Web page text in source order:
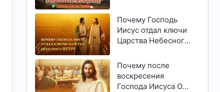
Почему Господь
Иисус отдал ключи
Царства Небесного
Почему после
воскресения
Господа Иисуса Он